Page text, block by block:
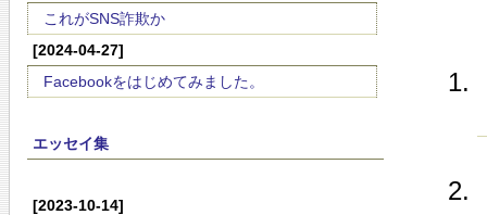
これがSNS詐欺か
[2024-04-27]
Facebookをはじめてみました。
エッセイ集
[2023-10-14]